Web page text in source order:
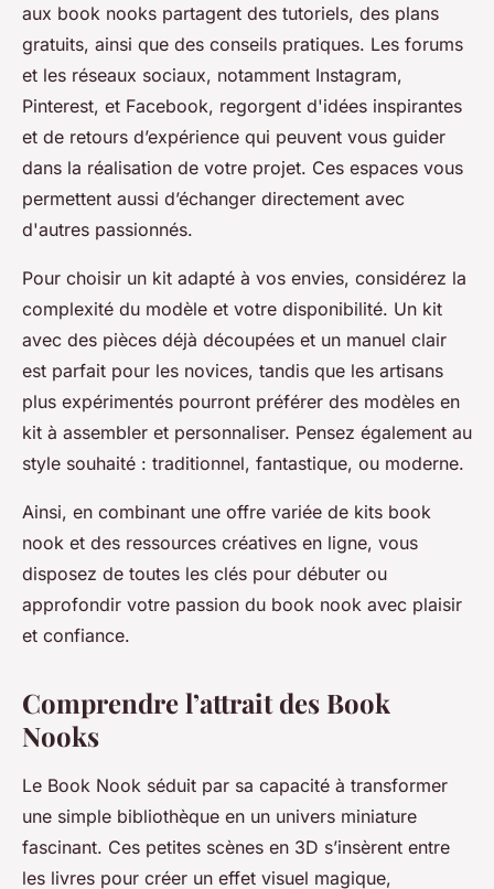
aux book nooks partagent des tutoriels, des plans
gratuits, ainsi que des conseils pratiques. Les forums
et les réseaux sociaux, notamment Instagram,
Pinterest, et Facebook, regorgent d'idées inspirantes
et de retours d’expérience qui peuvent vous guider
dans la réalisation de votre projet. Ces espaces vous
permettent aussi d’échanger directement avec
d'autres passionnés.
Pour choisir un kit adapté à vos envies, considérez la
complexité du modèle et votre disponibilité. Un kit
avec des pièces déjà découpées et un manuel clair
est parfait pour les novices, tandis que les artisans
plus expérimentés pourront préférer des modèles en
kit à assembler et personnaliser. Pensez également au
style souhaité : traditionnel, fantastique, ou moderne.
Ainsi, en combinant une offre variée de kits book
nook et des ressources créatives en ligne, vous
disposez de toutes les clés pour débuter ou
approfondir votre passion du book nook avec plaisir
et confiance.
Comprendre l’attrait des Book
Nooks
Le Book Nook séduit par sa capacité à transformer
une simple bibliothèque en un univers miniature
fascinant. Ces petites scènes en 3D s’insèrent entre
les livres pour créer un effet visuel magique,